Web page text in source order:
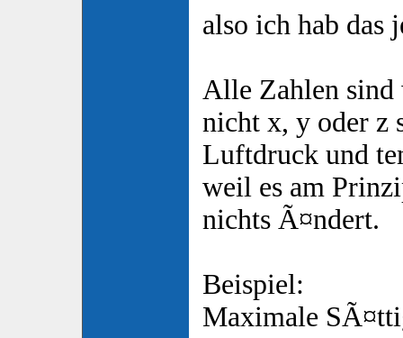
also ich hab das
Alle Zahlen
nicht x, y oder z
Luftdruck und
weil es am
nichts Ã¤ndert.
Beispiel:
Maximale